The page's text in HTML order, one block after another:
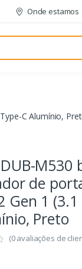
Onde estamos
C Alumínio,
M530
de
Gen 1
Preto
(0 avaliações de